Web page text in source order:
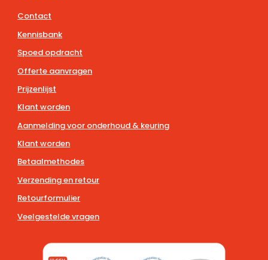
Contact
Kennisbank
Spoed opdracht
Offerte aanvragen
Prijzenlijst
Klant worden
Aanmelding voor onderhoud & keuring
Klant worden
Betaalmethodes
Verzending en retour
Retourformulier
Veelgestelde vragen